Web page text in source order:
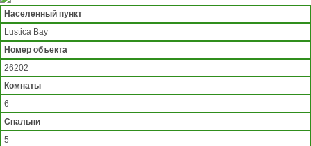
Населенный пункт
Lustica Bay
Номер объекта
26202
Комнаты
6
Спальни
5